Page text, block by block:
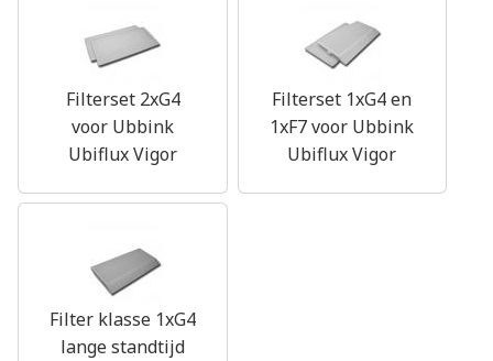
Filterset 2xG4
voor Ubbink
Ubiflux Vigor
Filterset 1xG4 en
1xF7 voor Ubbink
Ubiflux Vigor
Filter klasse 1xG4
lange standtijd